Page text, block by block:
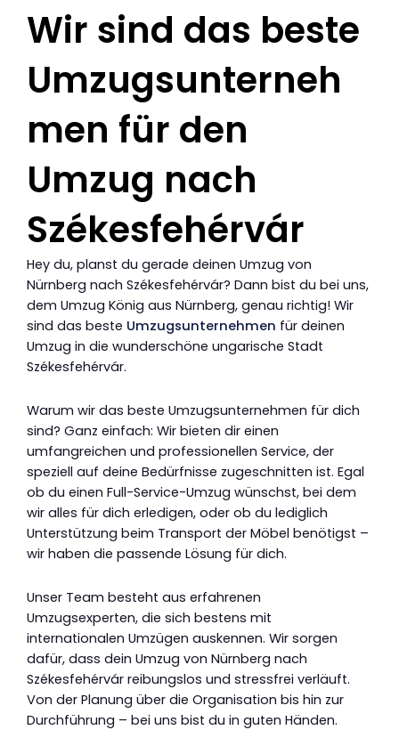
Wir sind das beste
Umzugsunterneh
men für den
Umzug nach
Székesfehérvár
Hey du, planst du gerade deinen Umzug von
Nürnberg nach Székesfehérvár? Dann bist du bei uns,
dem Umzug König aus Nürnberg, genau richtig! Wir
sind das beste Umzugsunternehmen für deinen
Umzug in die wunderschöne ungarische Stadt
Székesfehérvár.
Warum wir das beste Umzugsunternehmen für dich
sind? Ganz einfach: Wir bieten dir einen
umfangreichen und professionellen Service, der
speziell auf deine Bedürfnisse zugeschnitten ist. Egal
ob du einen Full-Service-Umzug wünschst, bei dem
wir alles für dich erledigen, oder ob du lediglich
Unterstützung beim Transport der Möbel benötigst –
wir haben die passende Lösung für dich.
Unser Team besteht aus erfahrenen
Umzugsexperten, die sich bestens mit
internationalen Umzügen auskennen. Wir sorgen
dafür, dass dein Umzug von Nürnberg nach
Székesfehérvár reibungslos und stressfrei verläuft.
Von der Planung über die Organisation bis hin zur
Durchführung – bei uns bist du in guten Händen.